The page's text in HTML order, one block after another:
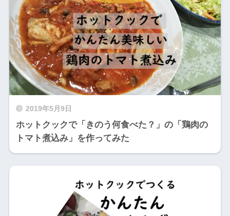
2019年5月9日
ホットクックで「きのう何食べた？」の「鶏肉の
トマト煮込み」を作ってみた